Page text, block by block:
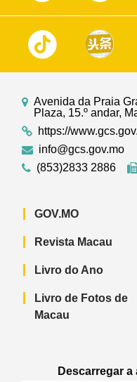
Avenida da Praia
Plaza, 15.º andar,
https://
info@gcs.gov.mo
(853)2833 2886
GOV.MO
Revista Macau
Livro do Ano
Livro de Fotos de
Macau
Descarregar a